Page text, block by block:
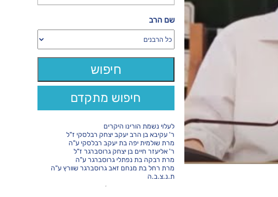
שם הרב
חיפוש מתקדם
לעלוי נשמת הורינו היקרים
ר' עקיבא בן הרב יעקב יצחק רבלסקי ז"ל
מרת שולמית יפה בת יעקב רבלסקי ע"ה
ר' אליעזר חיים בן יצחק גרוסברגר ז"ל
מרת רבקה בת נפתלי גרוסברגר ע"ה
מרת רחל בת מנחם זאב גרוסברגר שוורץ ע"ה
ת.נ.צ.ב.ה